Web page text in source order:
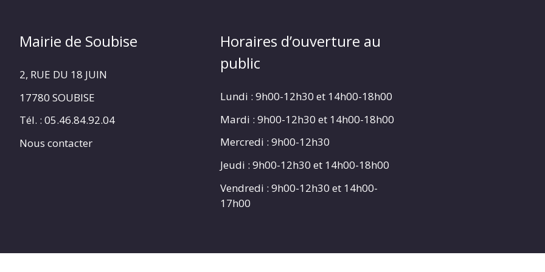
Mairie de Soubise
2, RUE DU 18 JUIN
17780 SOUBISE
Tél. : 05.46.84.92.04
Nous contacter
Horaires d’ouverture au
public
Lundi : 9h00-12h30 et 14h00-18h00
Mardi : 9h00-12h30 et 14h00-18h00
Mercredi : 9h00-12h30
Jeudi : 9h00-12h30 et 14h00-18h00
Vendredi : 9h00-12h30 et 14h00-
17h00